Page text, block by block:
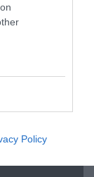
Policy